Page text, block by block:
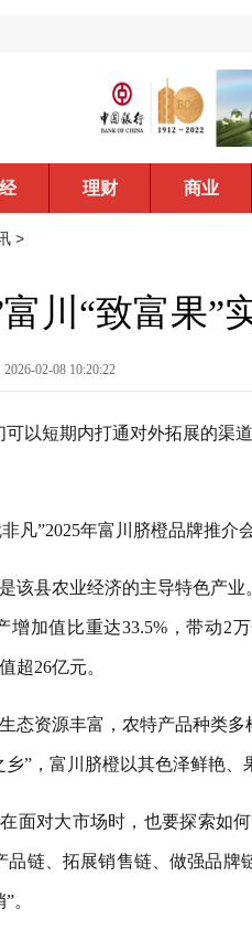
理财 商业
>
川“致富果”
02-08 10:20:22
以短期内打通对外拓展的渠
凡”2025年富川脐橙品牌推介
该县农业经济的主导特色产业
增加值比重达33.5%，带动2
超26亿元。
态资源丰富，农特产品种类
”，富川脐橙以其色泽鲜艳、
面对大市场时，也要探索如
品链、拓展销售链、做强品
。